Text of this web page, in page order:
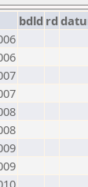
bdld rd